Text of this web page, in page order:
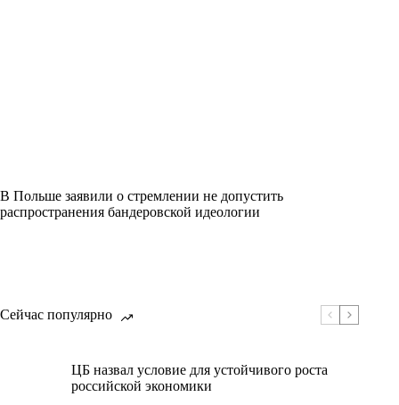
В Польше заявили о стремлении не допустить
распространения бандеровской идеологии
Сейчас популярно
ЦБ назвал условие для устойчивого роста
российской экономики